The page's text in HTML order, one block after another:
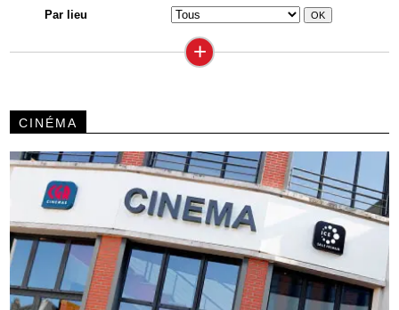
Par lieu
+
CINÉMA